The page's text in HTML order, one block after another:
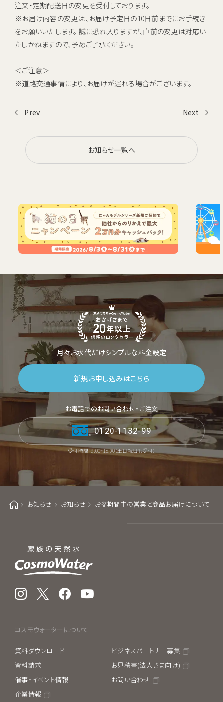
注文・定期配送日の変更を受付しております。
※お届け内容の変更は、お届け予定日の10日前までにお手続き
をお願いいたします。 誠に恐れ入りますが、直前の変更は対応い
たしかねますので、予めご了承ください。
＜ご注意＞
※道路交通事情により、お届けが遅れる場合がございます。
Prev Next
お知らせ一覧へ
月々お水代だけシンプルな料金設定
新規お申し込みはこちら
お電話でのお問い合わせ・ご注文
0120-1132-99
受付時間：9:00~18:00（土日祝日も受付）
ホーム
お知らせ お知らせ お盆期間中の営業と商品お届けについて
Instagram Facebook
コスモウォーターについて
資料ダウンロード
資料請求
催事・イベント情報
企業情報
ビジネスパートナー募集
お見積書(法人さま向け)
お問い合わせ